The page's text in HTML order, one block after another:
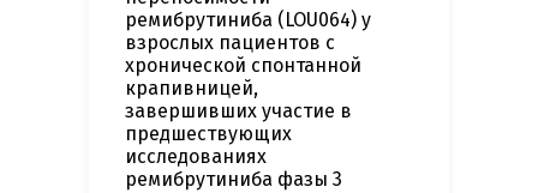
ремибрутиниба (LOU064) у
взрослых пациентов с
хронической спонтанной
крапивницей,
завершивших участие в
предшествующих
исследованиях
ремибрутиниба фазы 3